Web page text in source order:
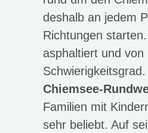
deshalb an jedem
Richtungen
asphaltiert und von
Schwierigkeitsgrad.
Chiemsee-
Familien mit
sehr beliebt. Auf